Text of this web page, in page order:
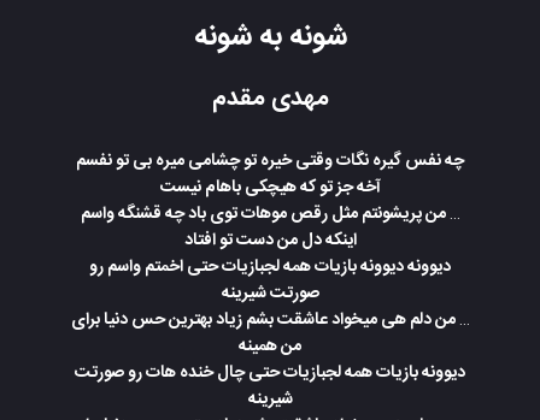
شونه به شونه
مهدی مقدم
چه نفس گیره نگات وقتی خیره تو چشامی میره بی تو نفسم
آخه جز تو که هیچکی باهام نیست
… من پریشونتم مثل رقص موهات توی باد چه قشنگه واسم
اینکه دل من دست تو افتاد
دیوونه دیوونه بازیات همه لجبازیات حتی اخمتم واسم رو
صورتت شیرینه
… من دلم هی میخواد عاشقت بشم زیاد بهترین حس دنیا برای
من همینه
دیوونه بازیات همه لجبازیات حتی چال خنده هات رو صورتت
شیرینه